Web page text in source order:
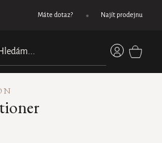
Dárek při nákupu nad 1200 Kč
Máte dotaz? Najít prodejnu